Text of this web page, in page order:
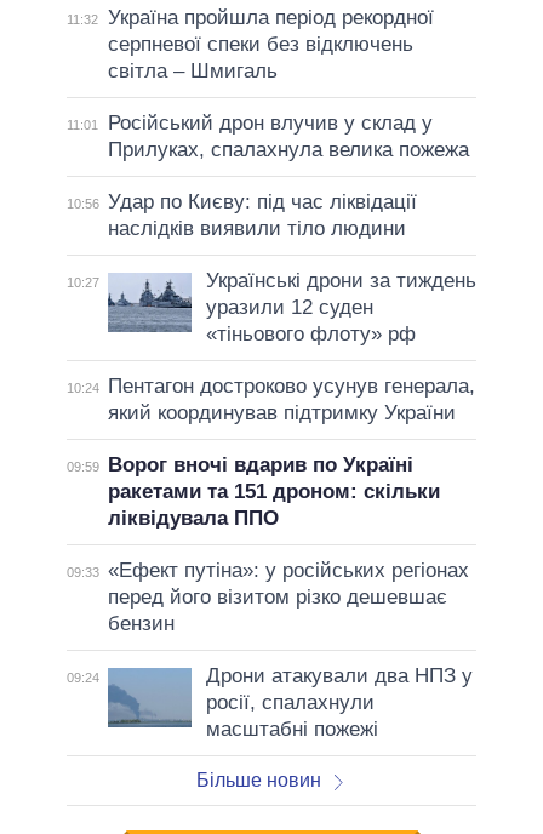
11:32
Україна пройшла період рекордної
серпневої спеки без відключень
світла – Шмигаль
11:01
Російський дрон влучив у склад у
Прилуках, спалахнула велика пожежа
10:56 Удар по Києву: під час ліквідації
наслідків виявили тіло людини
10:27
Українські дрони за тиждень
уразили 12 суден
«тіньового флоту» рф
10:24
Пентагон достроково усунув генерала,
який координував підтримку України
09:59
Ворог вночі вдарив по Україні
ракетами та 151 дроном: скільки
ліквідувала ППО
09:33 «Ефект путіна»: у російських регіонах
перед його візитом різко дешевшає
бензин
09:24
Дрони атакували два НПЗ у
росії, спалахнули
масштабні пожежі
Більше новин